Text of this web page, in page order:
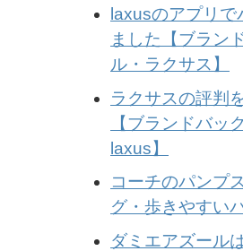
laxusのアプリ
ました【ブラン
ル・ラクサス】
ラクサスの評判
【ブランドバッ
laxus】
コーチのパンプ
グ・歩きやすい
ダミエアズール